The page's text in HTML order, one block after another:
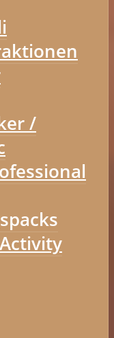
/